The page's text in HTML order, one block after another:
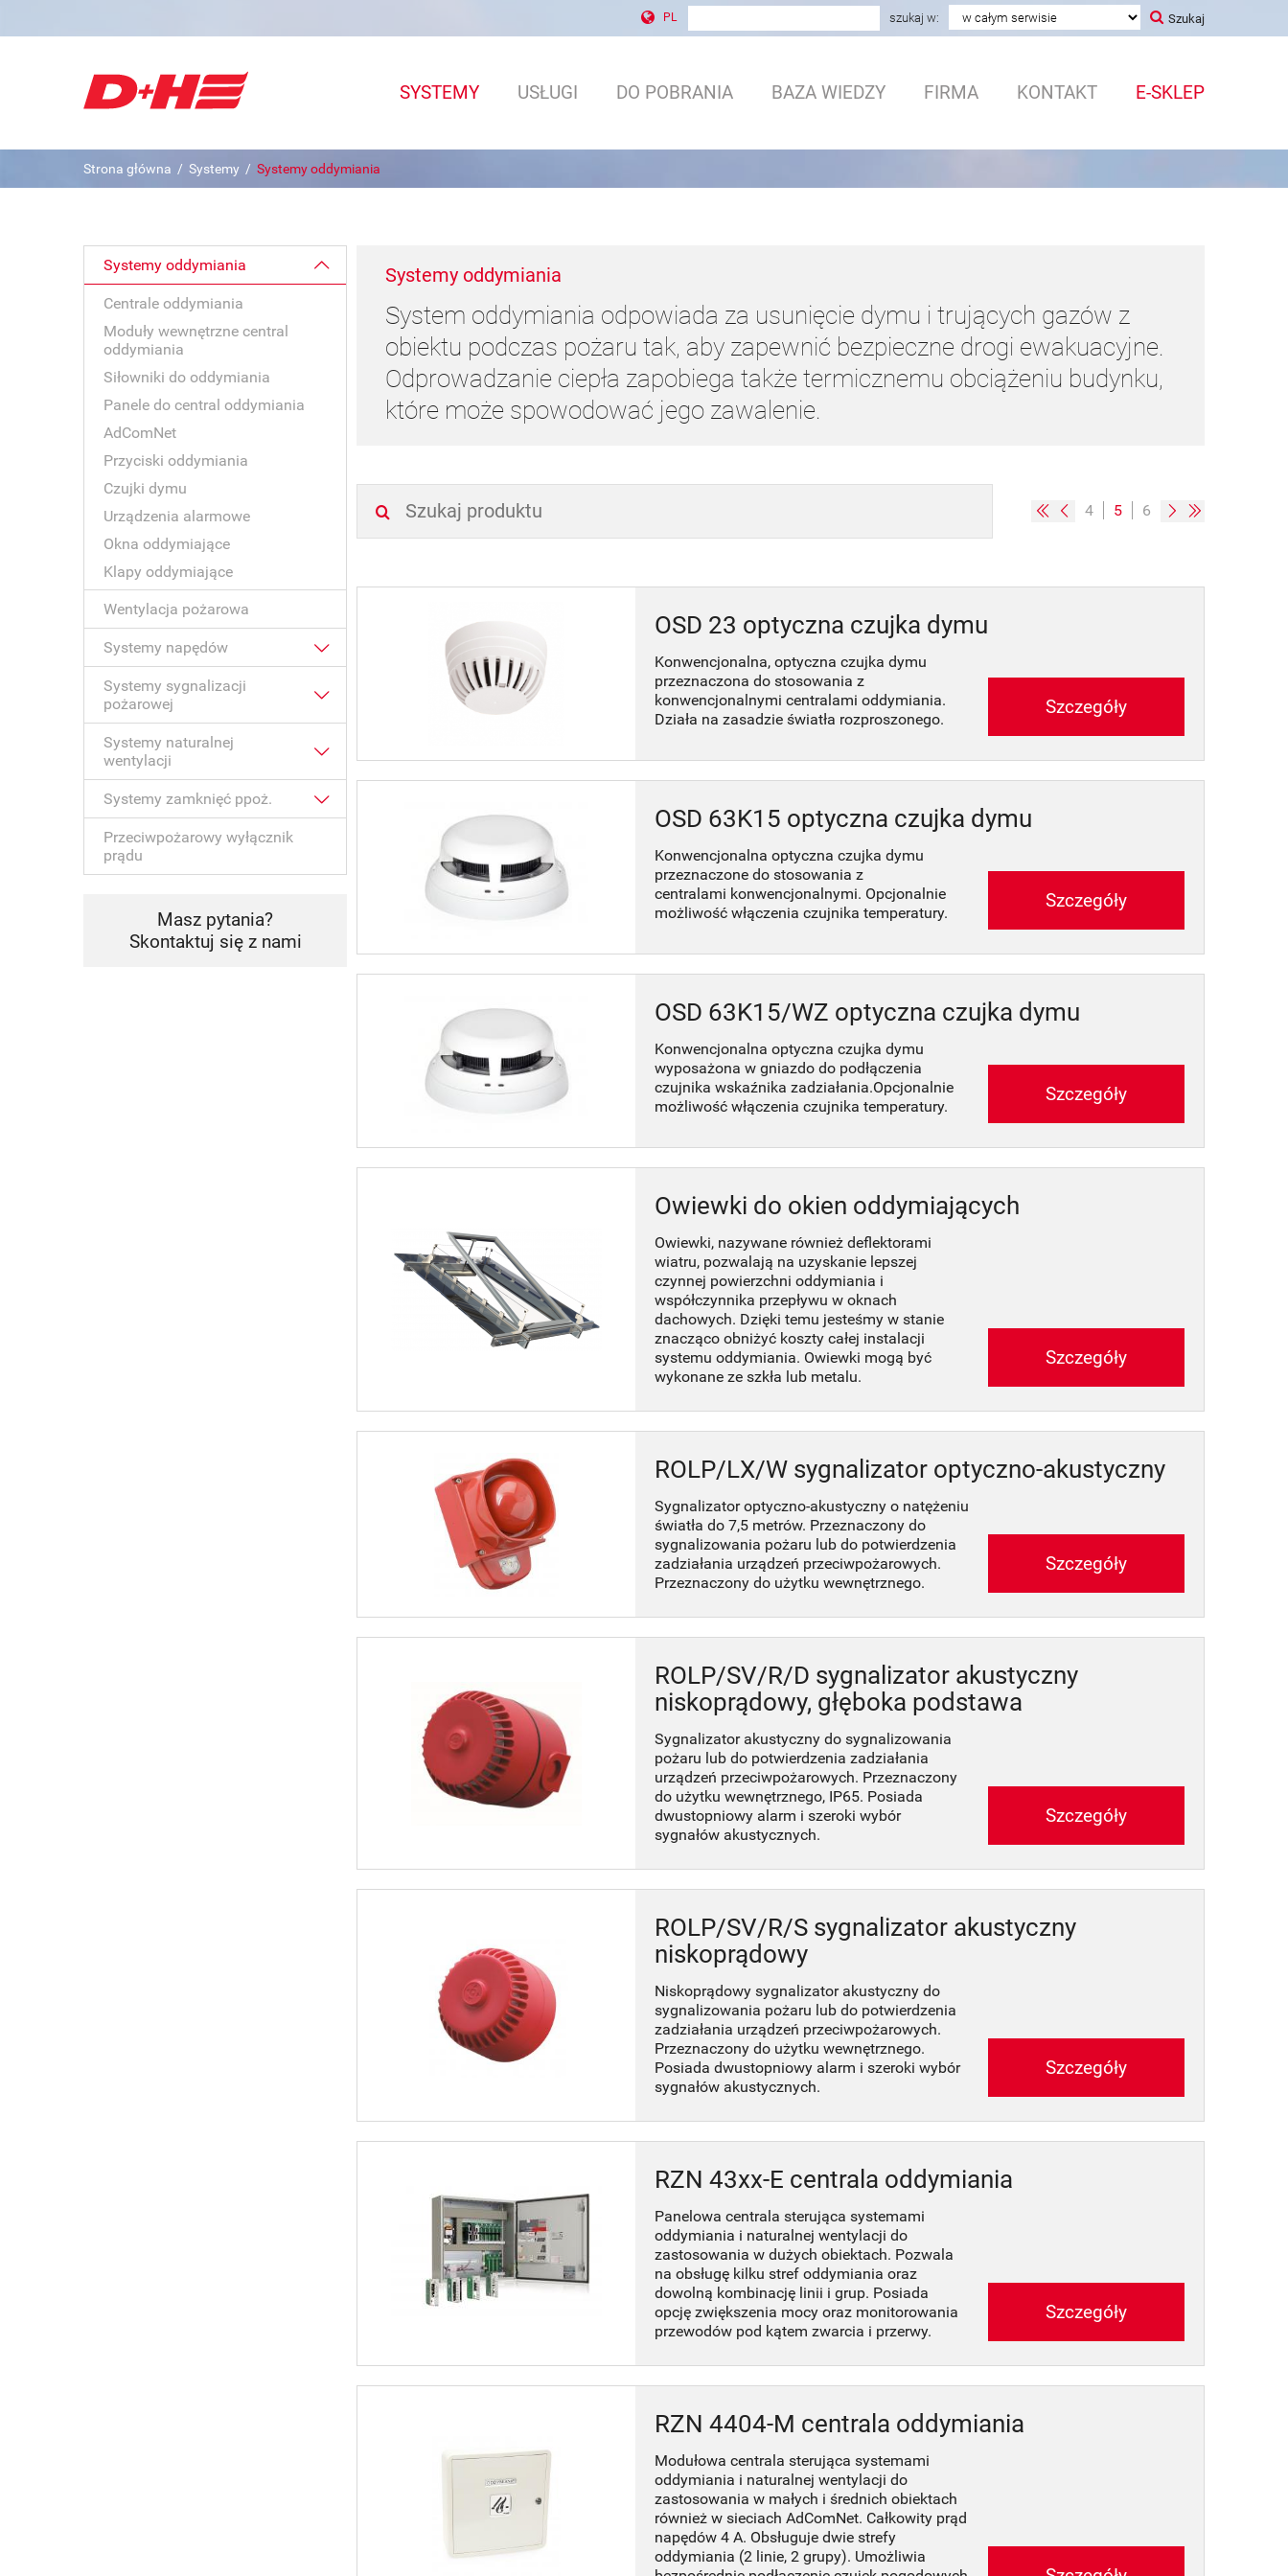
PL szukaj w: Szukaj
SYSTEMY USŁUGI DO POBRANIA BAZA WIEDZY FIRMA KONTAKT E-SKLEP
Strona główna / Systemy / Systemy oddymiania
Systemy oddymiania
Centrale oddymiania
Moduły wewnętrzne central
oddymiania
Siłowniki do oddymiania
Panele do central oddymiania
AdComNet
Przyciski oddymiania
Czujki dymu
Urządzenia alarmowe
Okna oddymiające
Klapy oddymiające
Wentylacja pożarowa
Systemy napędów
Systemy sygnalizacji
pożarowej
Systemy naturalnej
wentylacji
Systemy zamknięć ppoż.
Przeciwpożarowy wyłącznik
prądu
Masz pytania?
Skontaktuj się z nami
Systemy oddymiania
System oddymiania odpowiada za usunięcie dymu i trujących gazów z
obiektu podczas pożaru tak, aby zapewnić bezpieczne drogi ewakuacyjne.
Odprowadzanie ciepła zapobiega także termicznemu obciążeniu budynku,
które może spowodować jego zawalenie.
4 5 6
OSD 23 optyczna czujka dymu
Konwencjonalna, optyczna czujka dymu
przeznaczona do stosowania z
konwencjonalnymi centralami oddymiania.
Działa na zasadzie światła rozproszonego.
Szczegóły
OSD 63K15 optyczna czujka dymu
Konwencjonalna optyczna czujka dymu
przeznaczone do stosowania z
centralami konwencjonalnymi. Opcjonalnie
możliwość włączenia czujnika temperatury.
Szczegóły
OSD 63K15/WZ optyczna czujka dymu
Konwencjonalna optyczna czujka dymu
wyposażona w gniazdo do podłączenia
czujnika wskaźnika zadziałania.Opcjonalnie
możliwość włączenia czujnika temperatury.
Szczegóły
Owiewki do okien oddymiających
Owiewki, nazywane również deflektorami
wiatru, pozwalają na uzyskanie lepszej
czynnej powierzchni oddymiania i
współczynnika przepływu w oknach
dachowych. Dzięki temu jesteśmy w stanie
znacząco obniżyć koszty całej instalacji
systemu oddymiania. Owiewki mogą być
wykonane ze szkła lub metalu.
Szczegóły
ROLP/LX/W sygnalizator optyczno-akustyczny
Sygnalizator optyczno-akustyczny o natężeniu
światła do 7,5 metrów. Przeznaczony do
sygnalizowania pożaru lub do potwierdzenia
zadziałania urządzeń przeciwpożarowych.
Przeznaczony do użytku wewnętrznego.
Szczegóły
ROLP/SV/R/D sygnalizator akustyczny
niskoprądowy, głęboka podstawa
Sygnalizator akustyczny do sygnalizowania
pożaru lub do potwierdzenia zadziałania
urządzeń przeciwpożarowych. Przeznaczony
do użytku wewnętrznego, IP65. Posiada
dwustopniowy alarm i szeroki wybór
sygnałów akustycznych.
Szczegóły
ROLP/SV/R/S sygnalizator akustyczny
niskoprądowy
Niskoprądowy sygnalizator akustyczny do
sygnalizowania pożaru lub do potwierdzenia
zadziałania urządzeń przeciwpożarowych.
Przeznaczony do użytku wewnętrznego.
Posiada dwustopniowy alarm i szeroki wybór
sygnałów akustycznych.
Szczegóły
RZN 43xx-E centrala oddymiania
Panelowa centrala sterująca systemami
oddymiania i naturalnej wentylacji do
zastosowania w dużych obiektach. Pozwala
na obsługę kilku stref oddymiania oraz
dowolną kombinację linii i grup. Posiada
opcję zwiększenia mocy oraz monitorowania
przewodów pod kątem zwarcia i przerwy.
Szczegóły
RZN 4404-M centrala oddymiania
Modułowa centrala sterująca systemami
oddymiania i naturalnej wentylacji do
zastosowania w małych i średnich obiektach
również w sieciach AdComNet. Całkowity prąd
napędów 4 A. Obsługuje dwie strefy
oddymiania (2 linie, 2 grupy). Umożliwia